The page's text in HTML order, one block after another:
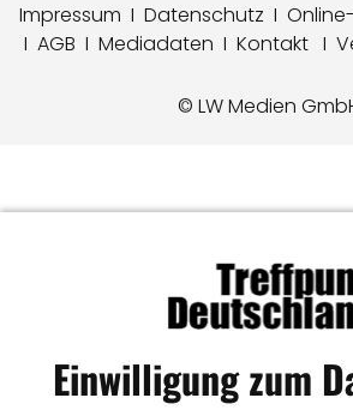
Impressum I Datenschutz I
I AGB I Mediadaten I Kontakt I
© LW Medien
Einwilligung zum